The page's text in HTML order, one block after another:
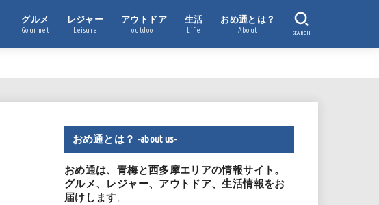
グルメ
Gourmet
レジャー
Leisure
アウトドア
outdoor
生活
Life
おめ通とは？
About SEARCH
おめ通とは？ -about us-
おめ通は、青梅と西多摩エリアの情報サイト。
グルメ、レジャー、アウトドア、生活情報をお
届けします。